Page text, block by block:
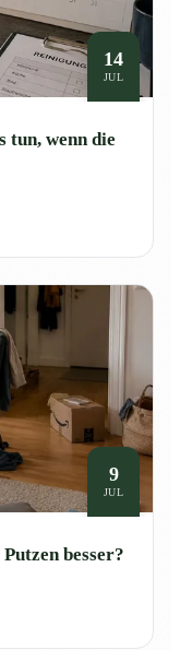
14
JUL
tun, wenn die
9
JUL
besser?